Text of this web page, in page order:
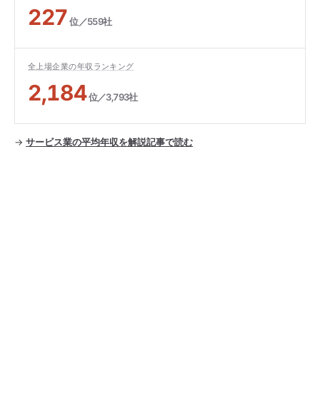
227位／559社
全上場企業の年収ランキング
2,184位／3,793社
→ サービス業の平均年収を解説記事で読む